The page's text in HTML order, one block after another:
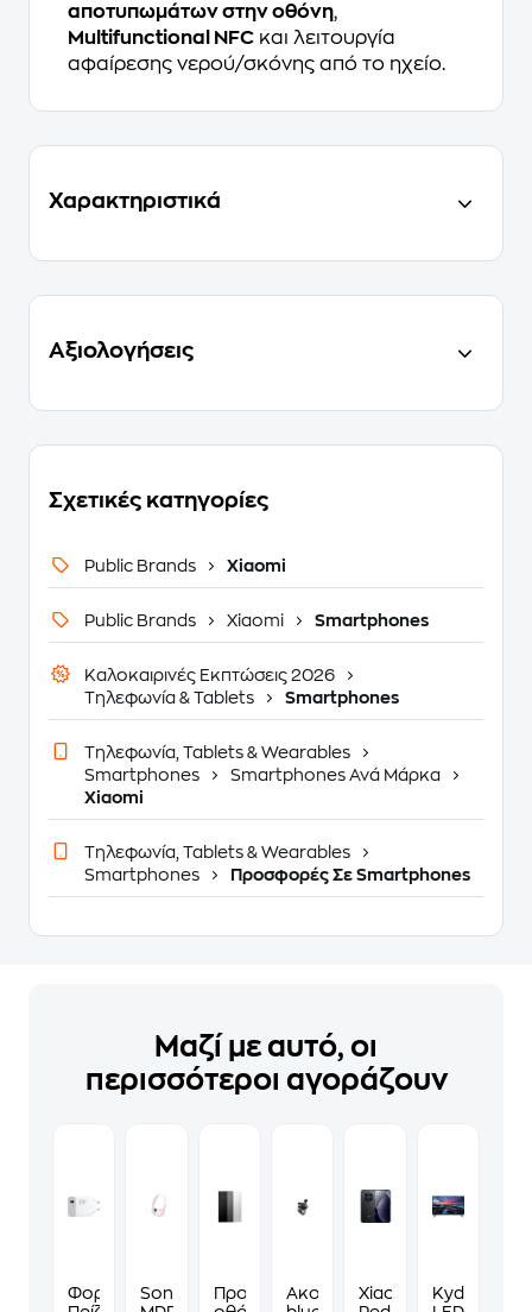
αποτυπωμάτων στην οθόνη,
Multifunctional NFC και λειτουργία
αφαίρεσης νερού/σκόνης από το ηχείο.
Χαρακτηριστικά
Αξιολογήσεις
Σχετικές κατηγορίες
Public Brands Xiaomi
Public Brands Xiaomi Smartphones
Καλοκαιρινές Εκπτώσεις 2026
Τηλεφωνία & Tablets
Smartphones
Τηλεφωνία, Tablets & Wearables
Smartphones
Smartphones Ανά Μάρκα
Xiaomi
Τηλεφωνία, Tablets & Wearables
Smartphones
Προσφορές Σε Smartphones
Μαζί με αυτό, οι
περισσότεροι αγοράζουν
ΦορτιστήςSony
ΠροστατευτικόΑκουστικάXiaomi
Kydos